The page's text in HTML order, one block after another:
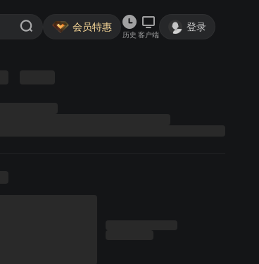
会员特惠
历史 客户端
登录